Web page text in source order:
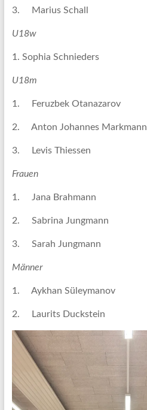
3. Marius Schall
U18w
1. Sophia Schnieders
U18m
1. Feruzbek Otanazarov
2. Anton Johannes Markmann
3. Levis Thiessen
Frauen
1. Jana Brahmann
2. Sabrina Jungmann
3. Sarah Jungmann
Männer
1. Aykhan Süleymanov
2. Laurits Duckstein